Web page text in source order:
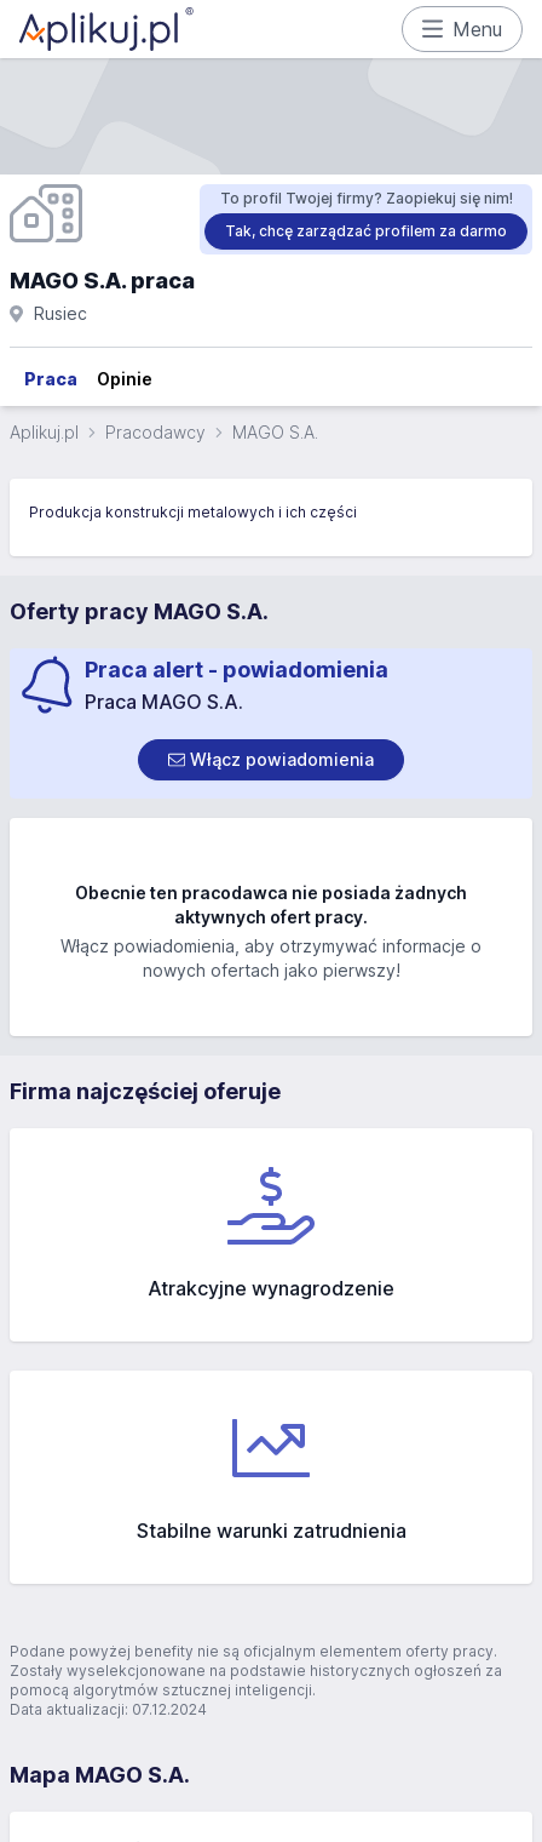
Menu
To profil Twojej firmy? Zaopiekuj się nim!
Tak, chcę zarządzać profilem za darmo
MAGO S.A. praca
Rusiec
Praca Opinie
Aplikuj.pl Pracodawcy MAGO S.A.
Produkcja konstrukcji metalowych i ich części
Oferty pracy MAGO S.A.
Praca alert - powiadomienia
Praca MAGO S.A.
Włącz powiadomienia
Obecnie ten pracodawca nie posiada żadnych
aktywnych ofert pracy.
Włącz powiadomienia, aby otrzymywać informacje o
nowych ofertach jako pierwszy!
Firma najczęściej oferuje
Atrakcyjne wynagrodzenie
Stabilne warunki zatrudnienia
Podane powyżej benefity nie są oficjalnym elementem oferty pracy.
Zostały wyselekcjonowane na podstawie historycznych ogłoszeń za
pomocą algorytmów sztucznej inteligencji.
Data aktualizacji: 07.12.2024
Mapa MAGO S.A.